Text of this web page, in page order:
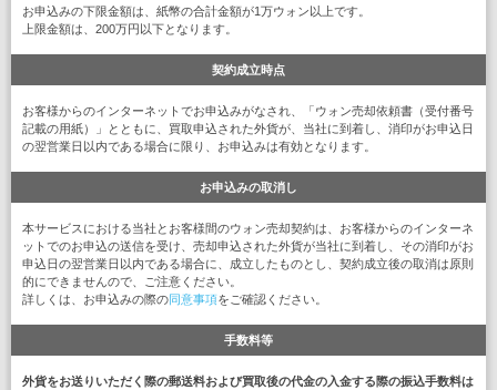
お申込みの下限金額は、紙幣の合計金額が1万ウォン以上です。
上限金額は、200万円以下となります。
契約成立時点
お客様からのインターネットでお申込みがなされ、「ウォン売却依頼書（受付番号
記載の用紙）」とともに、買取申込された外貨が、当社に到着し、消印がお申込日
の翌営業日以内である場合に限り、お申込みは有効となります。
お申込みの取消し
本サービスにおける当社とお客様間のウォン売却契約は、お客様からのインターネ
ットでのお申込の送信を受け、売却申込された外貨が当社に到着し、その消印がお
申込日の翌営業日以内である場合に、成立したものとし、契約成立後の取消は原則
的にできませんので、ご注意ください。
詳しくは、お申込みの際の同意事項をご確認ください。
手数料等
外貨をお送りいただく際の郵送料および買取後の代金の入金する際の振込手数料は